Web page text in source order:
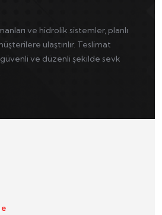
ve hidrolik sistemler, planlı
ulaştırılır. Teslimat
ve düzenli şekilde sevk